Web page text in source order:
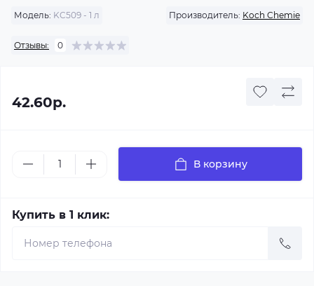
Модель: KC509 - 1 л Производитель: Koch Chemie
Отзывы: 0
42.60р.
В корзину
Купить в 1 клик: